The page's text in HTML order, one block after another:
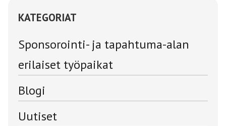
KATEGORIAT
Sponsorointi- ja tapahtuma-alan
erilaiset työpaikat
Blogi
Uutiset